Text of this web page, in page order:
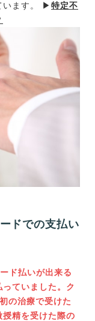
います。 ▶ 特定不
ドでの支払い
ド払いが出来る
ていました。ク
の治療で受けた
精を受けた際の